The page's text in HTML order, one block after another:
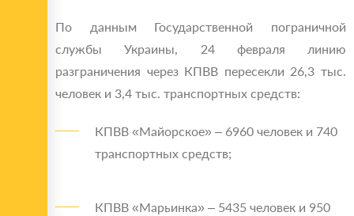
По данным Государственной пограничной
службы Украины, 24 февраля линию
разграничения через КПВВ пересекли 26,3 тыс.
человек и 3,4 тыс. транспортных средств:
КПВВ «Майорское» – 6960 человек и 740
транспортных средств;
КПВВ «Марьинка» – 5435 человек и 950